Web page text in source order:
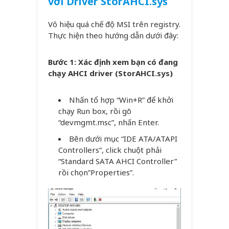
Vô hiệu quá chế độ MSI trên registry.
Thực hiện theo hướng dẫn dưới đây:
Bước 1: Xác định xem bạn có đang
chạy AHCI driver (StorAHCI.sys)
Nhấn tổ hợp “Win+R” để khởi
chạy Run box, rồi gõ
“devmgmt.msc”, nhấn Enter.
Bên dưới mục “IDE ATA/ATAPI
Controllers”, click chuột phải
“Standard SATA AHCI Controller”
rồi chọn”Properties”.